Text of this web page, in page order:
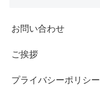
お問い合わせ
ご挨拶
プライバシーポリシー